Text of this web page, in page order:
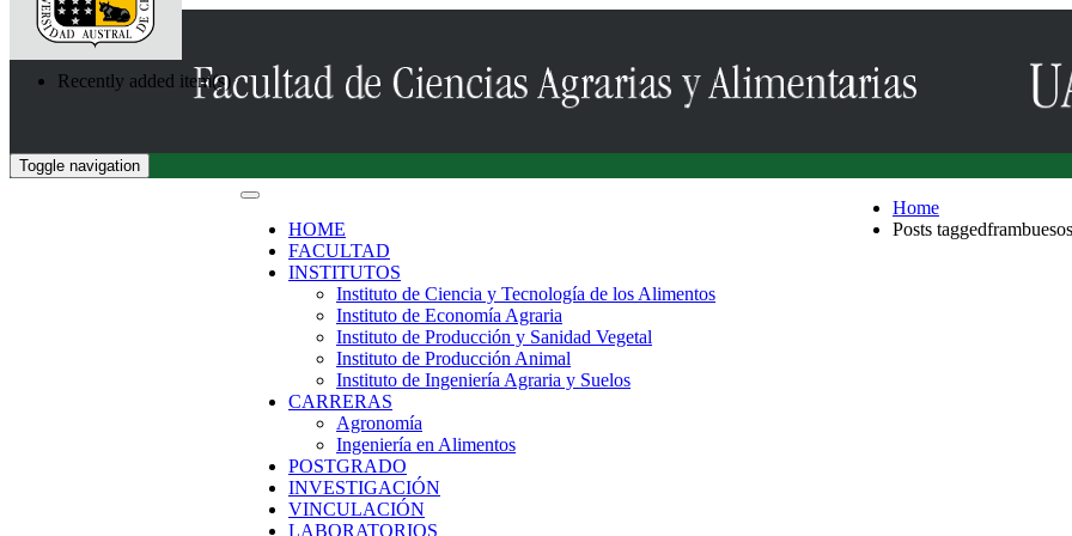
Recently added item(s)
Toggle navigation
HOME
FACULTAD
INSTITUTOS
Instituto de Ciencia y Tecnología de los Alimentos
Instituto de Economía Agraria
Instituto de Producción y Sanidad Vegetal
Instituto de Producción Animal
Instituto de Ingeniería Agraria y Suelos
CARRERAS
Agronomía
Ingeniería en Alimentos
POSTGRADO
INVESTIGACIÓN
VINCULACIÓN
LABORATORIOS
Home
Posts taggedframbuesos